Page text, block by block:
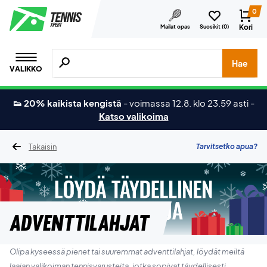
Mailat opas Suosikit (0)
0
Kori
VALIKKO
Hae tuotteita, merkkejä jne.
Hae
👟 20% kaikista kengistä -voimassa 12.8. klo 23.59 asti -
Katso valikoima
Takaisin Tarvitsetko apua?
Adventtilahjat
Olipa kyseessä pienet tai suuremmat adventtilahjat, löydät meiltä